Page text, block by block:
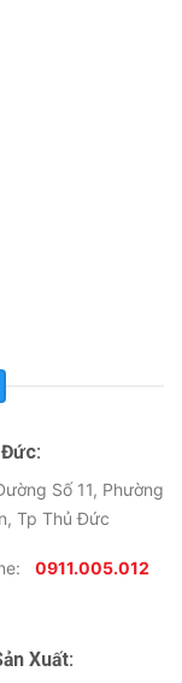
Số 11, Phường
Tp Thủ Đức
0911.005.012
Xuất: